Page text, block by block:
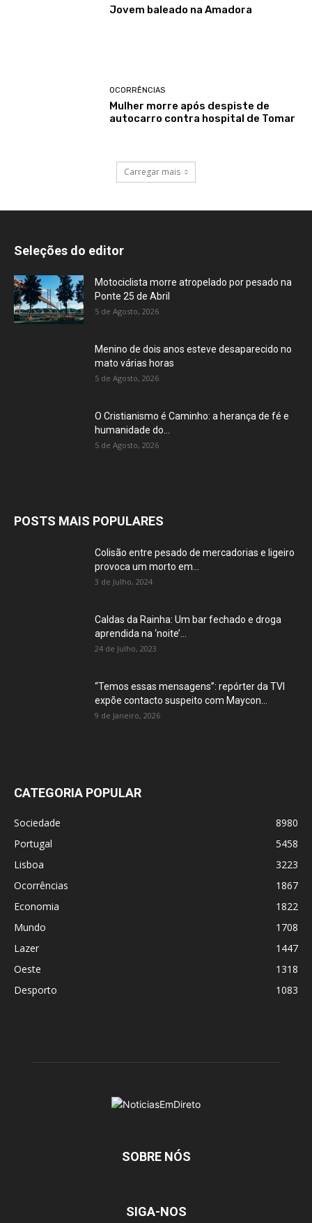
Jovem baleado na Amadora
OCORRÊNCIAS
Mulher morre após despiste de
autocarro contra hospital de Tomar
Carregar mais
Seleções do editor
Motociclista morre atropelado por pesado na
Ponte 25 de Abril
5 de Agosto, 2026
Menino de dois anos esteve desaparecido no
mato várias horas
5 de Agosto, 2026
O Cristianismo é Caminho: a herança de fé e
humanidade do...
5 de Agosto, 2026
POSTS MAIS POPULARES
Colisão entre pesado de mercadorias e ligeiro
provoca um morto em...
3 de Julho, 2024
Caldas da Rainha: Um bar fechado e droga
aprendida na ‘noite’...
24 de Julho, 2023
“Temos essas mensagens”: repórter da TVI
expõe contacto suspeito com Maycon...
9 de Janeiro, 2026
CATEGORIA POPULAR
Sociedade
8980
Portugal
5458
Lisboa
3223
Ocorrências
1867
Economia
1822
Mundo
1708
Lazer
1447
Oeste
1318
Desporto
1083
SOBRE NÓS
SIGA-NOS